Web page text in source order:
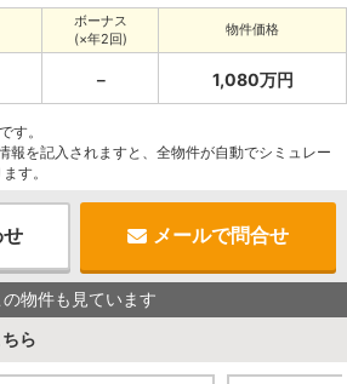
ボーナス
(×年2回)
物件価格
－ 1,080万円
す。
報を記入されますと、全物件が自動でシミュレー
す。
メールで問合せ
物件も見ています
ら